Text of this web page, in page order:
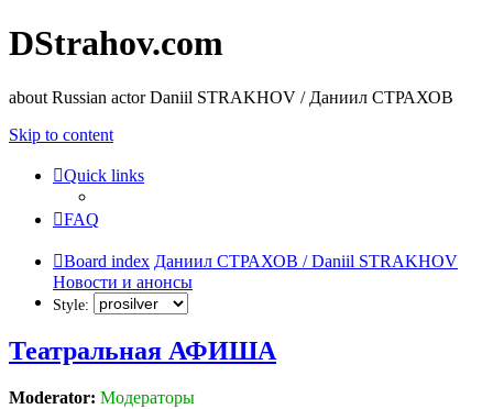
DStrahov.com
about Russian actor Daniil STRAKHOV / Даниил СТРАХОВ
Skip to content
Quick links
FAQ
Board index Даниил СТРАХОВ / Daniil STRAKHOV
Новости и анонсы
Style:
Театральная АФИША
Moderator: Модераторы